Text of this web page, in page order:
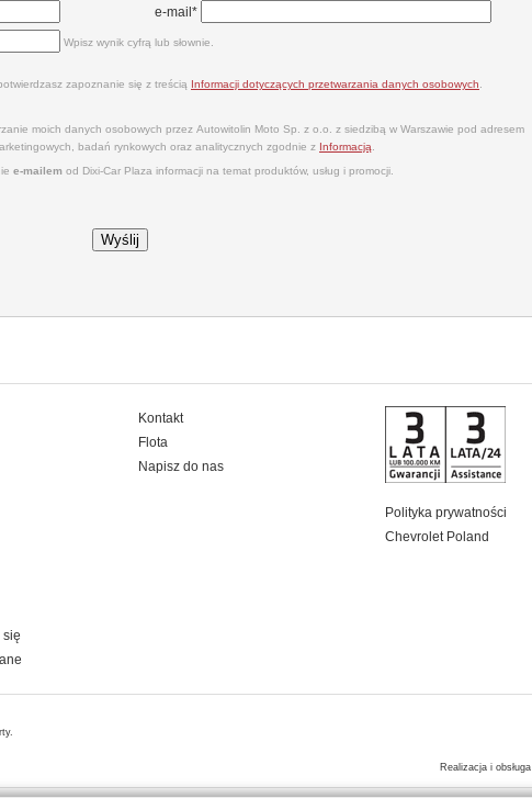
e-mail*
Wpisz wynik cyfrą lub słownie.
zapoznanie się z treścią Informacji dotyczących przetwarzania danych osobowych
moich danych osobowych przez Autowitolin Moto Sp. z o.o. z siedzibą w Warszawie pod adresem
badań rynkowych oraz analitycznych zgodnie z Informacją
e‑mailem od Dixi‑Car Plaza informacji na temat produktów, usług i promocji.
się
Kontakt
Flota
Napisz do nas
Polityka prywatności
Chevrolet Poland
Realizacja i obsługa